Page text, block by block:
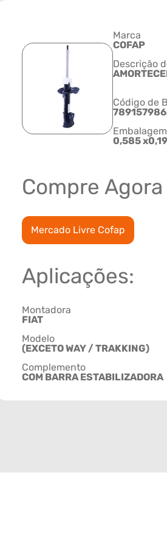
Marca
COFAP
Descrição
Código de
0,585
Compre Agora
Mercado Livre Cofap
Aplicações:
Montadora
FIAT
Modelo
(EXCETO WAY / TRAKKING)
Complemento
COM BARRA ESTABILIZADORA